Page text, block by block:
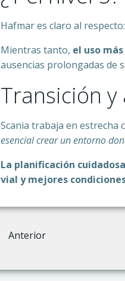
Hafmar es claro al respecto:
Mientras tanto, el uso
ausencias prolongadas de
Transición
Scania trabaja en estrecha
esencial crear un entorno
La planificación
vial y mejores
Navegación
por
Anterior